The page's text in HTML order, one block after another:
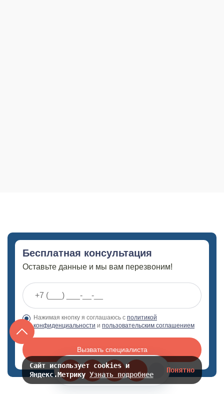
Бесплатная консультация
Оставьте данные и мы вам перезвоним!
Нажимая кнопку я соглашаюсь с политикой
конфиденциальности и пользовательским соглашением
Вызвать специалиста
Сайт использует cookies и
Яндекс.Метрику Узнать подробнее
Понятно